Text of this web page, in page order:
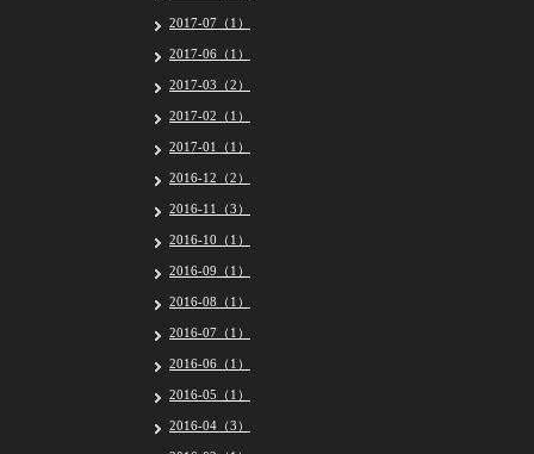
2017-07（1）
2017-06（1）
2017-03（2）
2017-02（1）
2017-01（1）
2016-12（2）
2016-11（3）
2016-10（1）
2016-09（1）
2016-08（1）
2016-07（1）
2016-06（1）
2016-05（1）
2016-04（3）